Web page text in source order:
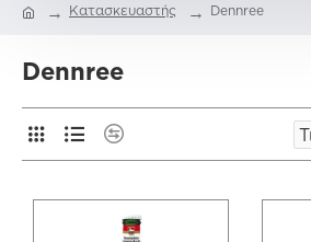
Κατασκευαστής Dennree
Dennree